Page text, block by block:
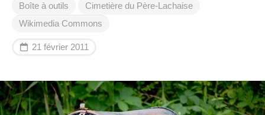
Boîte à outils
Cimetière du Père-Lachaise
Wikimedia Commons
21 février 2011